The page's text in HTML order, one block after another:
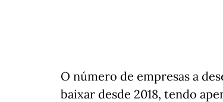
O número de empresas a
baixar desde 2018, tendo